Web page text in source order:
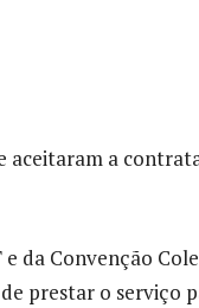
aceitaram a
e da Convenção
prestar o serviço